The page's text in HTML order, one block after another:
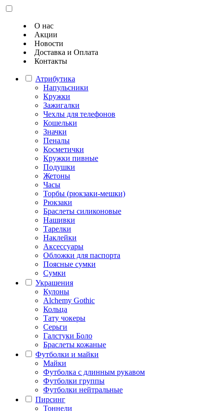
О нас
Акции
Новости
Доставка и Оплата
Контакты
Атрибутика
Напульсники
Кружки
Зажигалки
Чехлы для телефонов
Кошельки
Значки
Пеналы
Косметички
Кружки пивные
Подушки
Жетоны
Часы
Торбы (рюкзаки-мешки)
Рюкзаки
Браслеты силиконовые
Нашивки
Тарелки
Наклейки
Аксессуары
Обложки для паспорта
Поясные сумки
Сумки
Украшения
Кулоны
Alchemy Gothic
Кольца
Тату чокеры
Серьги
Галстуки Боло
Браслеты кожаные
Футболки и майки
Майки
Футболка с длинным рукавом
Футболки группы
Футболки нейтральные
Пирсинг
Тоннели